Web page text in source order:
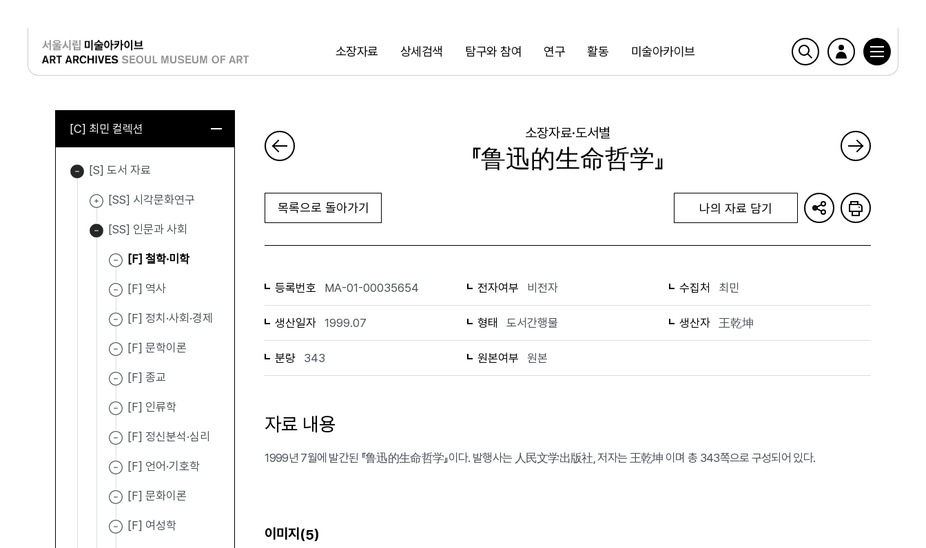
소장자료 상세검색 탐구와 참여 연구 활동 미술아카이브
검색
로그인
[C] 최민 컬렉션
[S] 도서 자료
[SS] 시각문화연구
[SS] 인문과 사회
[F] 철학·미학
[F] 역사
[F] 정치·사회·경제
[F] 문학이론
[F] 종교
[F] 인류학
[F] 정신분석·심리
[F] 언어·기호학
[F] 문화이론
[F] 여성학
소장자료·도서별
『鲁迅的生命哲学』
목록으로 돌아가기 나의 자료 담기
등록번호 MA-01-00035654 전자여부 비전자 수집처 최민
생산일자 1999.07 형태 도서간행물 생산자 王乾坤
분량 343 원본여부 원본
자료 내용
1999년 7월에 발간된 『鲁迅的生命哲学』이다. 발행사는 人民文学出版社, 저자는 王乾坤 이며 총 343쪽으로 구성되어 있다.
이미지(5)